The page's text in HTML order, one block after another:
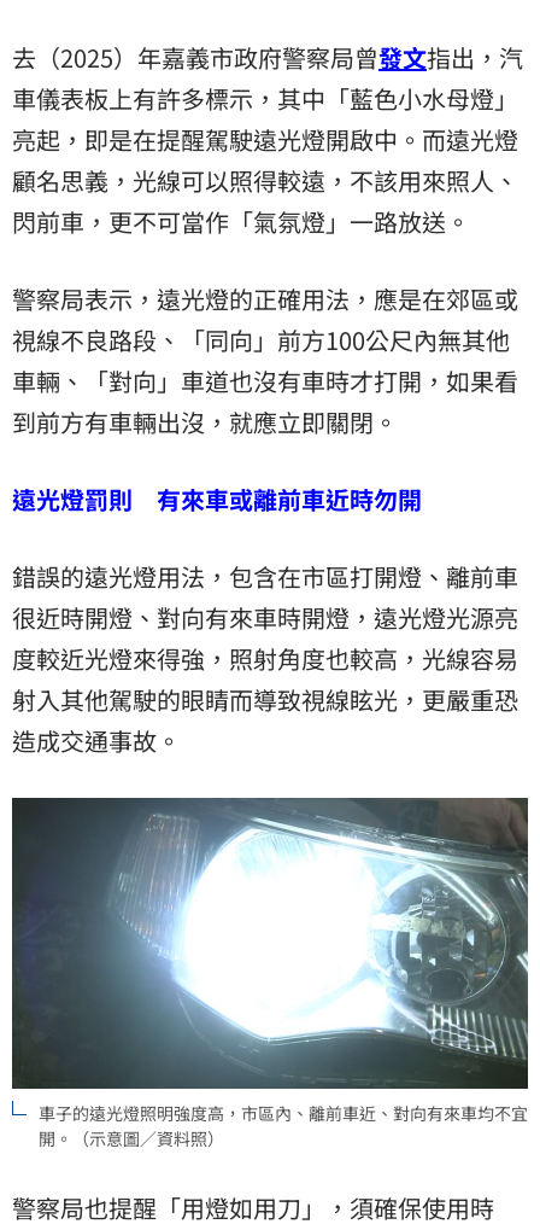
去（2025）年嘉義市政府警察局曾發文指出，汽
車儀表板上有許多標示，其中「藍色小水母燈」
亮起，即是在提醒駕駛遠光燈開啟中。而遠光燈
顧名思義，光線可以照得較遠，不該用來照人、
閃前車，更不可當作「氣氛燈」一路放送。
警察局表示，遠光燈的正確用法，應是在郊區或
視線不良路段、「同向」前方100公尺內無其他
車輛、「對向」車道也沒有車時才打開，如果看
到前方有車輛出沒，就應立即關閉。
遠光燈罰則 有來車或離前車近時勿開
錯誤的遠光燈用法，包含在市區打開燈、離前車
很近時開燈、對向有來車時開燈，遠光燈光源亮
度較近光燈來得強，照射角度也較高，光線容易
射入其他駕駛的眼睛而導致視線眩光，更嚴重恐
造成交通事故。
車子的遠光燈照明強度高，市區內、離前車近、對向有來車均不宜
開。（示意圖／資料照）
警察局也提醒「用燈如用刀」，須確保使用時